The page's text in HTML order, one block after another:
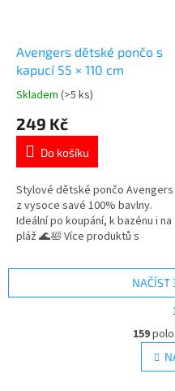
Avengers dětské pončo s
kapucí 55 × 110 cm
Průměrné
produktu
5,0
5
hvězdiček.
Skladem (>5 ks)
249 Kč
Do košíku
Stylové dětské pončo Avengers
z vysoce savé 100% bavlny.
Ideální po koupání, k bazénu i na
pláž 🌊🛀 Více produktů s
NAČÍST
159